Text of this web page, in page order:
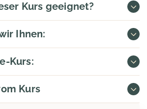
Kurs geeignet?
Ihnen:
Kurs:
Kurs